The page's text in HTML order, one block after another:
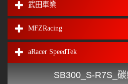
武田車業
MFZRacing
aRacer SpeedTek
SB300_S-R7S_